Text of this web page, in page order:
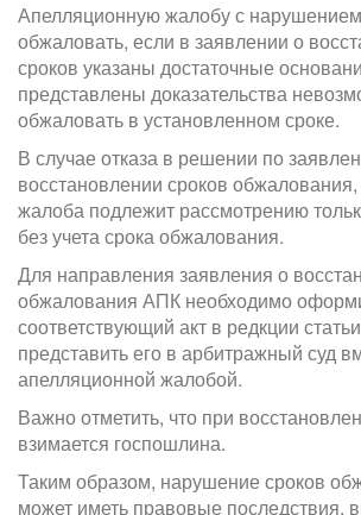
Апелляционную жалобу с
обжаловать, если в заявлении о
сроков указаны достаточные
представлены доказательства
обжаловать в установленном сроке.
В случае отказа в решении по
восстановлении сроков
жалоба подлежит рассмотрению
без учета срока обжалования.
Для направления заявления о
обжалования АПК необходимо
соответствующий акт в редкции
представить его в арбитражный суд
апелляционной жалобой.
Важно отметить, что при
взимается госпошлина.
Таким образом, нарушение сроков
может иметь правовые последствия,